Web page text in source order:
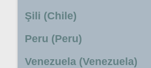
Şili (Chile)
Peru (Peru)
Venezuela (Venezuela)